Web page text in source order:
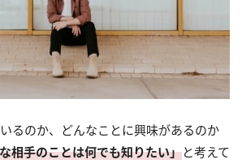
るのか、どんなことに興味があるのか
相手のことは何でも知りたい」と考えて